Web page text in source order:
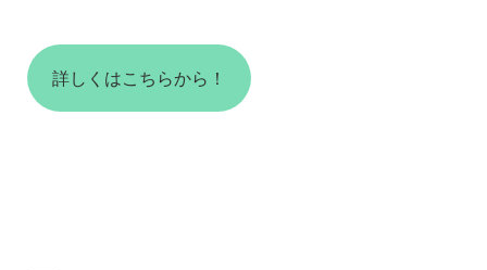
詳しくはこちらから！